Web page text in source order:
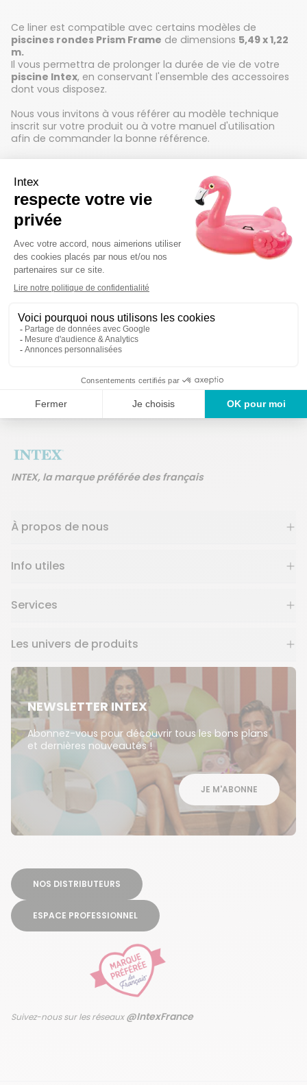
Ce liner est compatible avec certains modèles de
piscines rondes Prism Frame de dimensions 5,49 x 1,22
m.
Il vous permettra de prolonger la durée de vie de votre
piscine Intex, en conservant l'ensemble des accessoires
dont vous disposez.
Nous vous invitons à vous référer au modèle technique
inscrit sur votre produit ou à votre manuel d'utilisation
afin de commander la bonne référence.
Attention : Ceci n’est pas un kit piscine ! Le liner est vendu
seul, sans armature, accessoires et système de filtration.
Détails techniques
Un service en France
Des produits
ans
INTEX, la marque préférée des français
À propos de nous
Info utiles
Services
Les univers de produits
NEWSLETTER INTEX
Abonnez-vous pour découvrir tous les bons plans
et dernières nouveautés !
JE M'ABONNE
NOS DISTRIBUTEURS
ESPACE PROFESSIONNEL
Suivez-nous sur les réseaux@IntexFrance